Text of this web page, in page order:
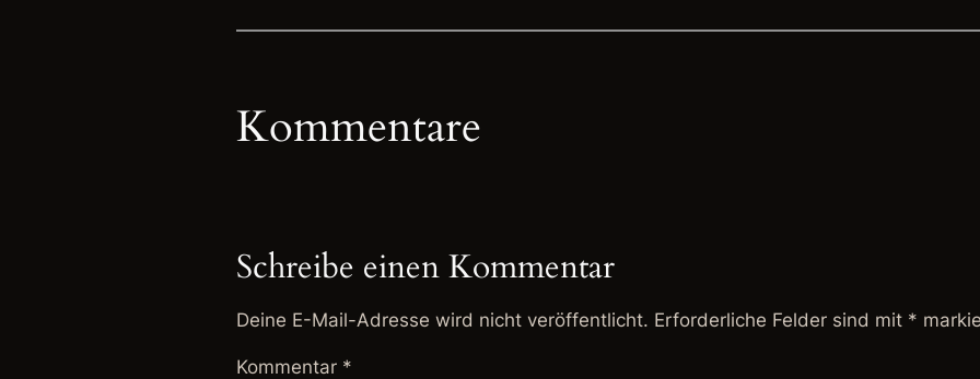
Kommentare
Schreibe einen Kommentar
Deine E-Mail-Adresse wird nicht veröffentlicht. Erforderliche Felder sind mit *
Kommentar *